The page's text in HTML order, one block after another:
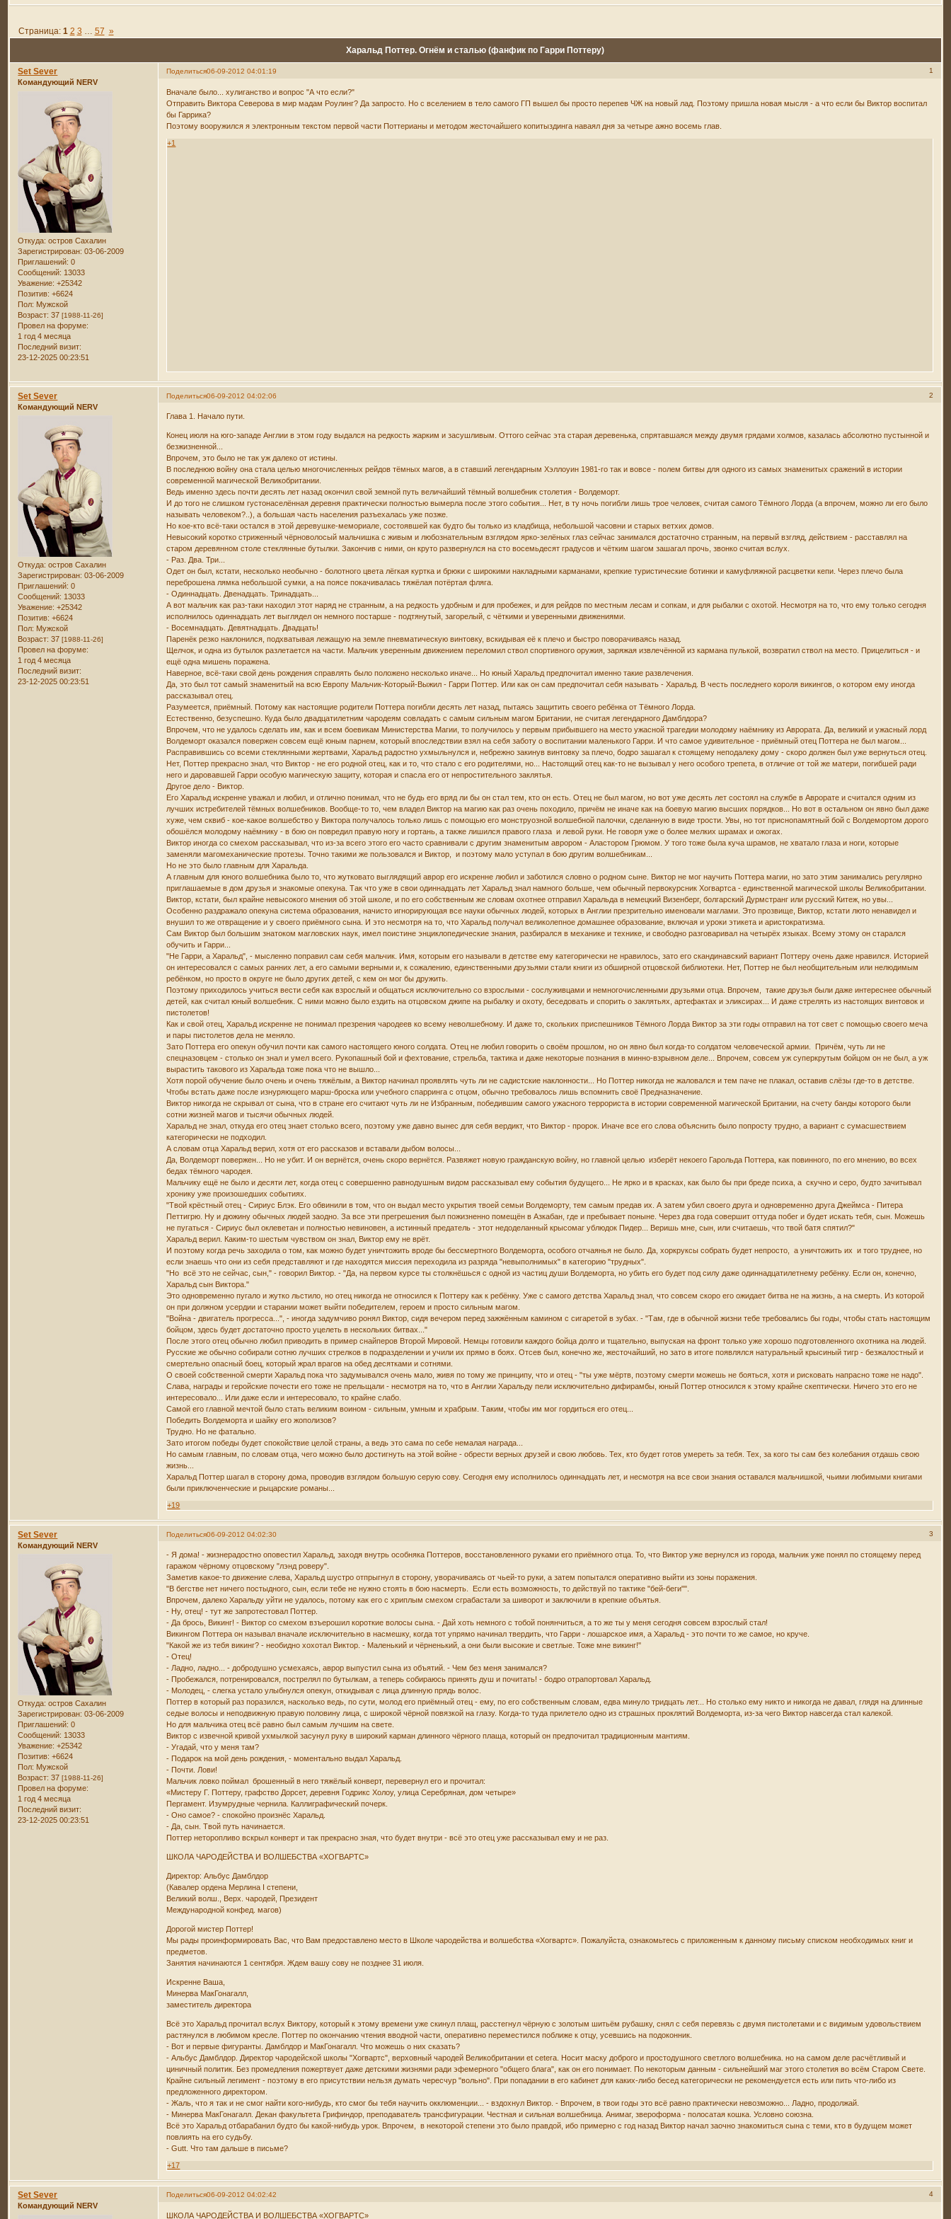
Харальд Поттер. Огнём и сталью (фанфик по Гарри Поттеру)
Страница: 1 2 3 … 57 »
Поделиться 1
06-09-2012 04:01:19
Set Sever
Командующий NERV
Откуда: остров Сахалин
Зарегистрирован: 03-06-2009
Приглашений: 0
Сообщений: 13033
Уважение: +25342
Позитив: +6624
Пол: Мужской
Возраст: 37[1988-11-26]
Провел на форуме:
1 год 4 месяца
Последний визит:
23-12-2025 00:23:51
Вначале было... хулиганство и вопрос "А что если?"
Отправить Виктора Северова в мир мадам Роулинг? Да запросто. Но с вселением в тело самого ГП вышел бы просто перепев ЧЖ на новый лад. Поэтому пришла новая мысля - а что если бы Виктор воспитал
бы Гаррика?
Поэтому вооружился я электронным текстом первой части Поттерианы и методом жесточайшего копитыздинга наваял дня за четыре ажно восемь глав.
+1
Поделиться 2
06-09-2012 04:02:06
Set Sever
Командующий NERV
Откуда: остров Сахалин
Зарегистрирован: 03-06-2009
Приглашений: 0
Сообщений: 13033
Уважение: +25342
Позитив: +6624
Пол: Мужской
Возраст: 37[1988-11-26]
Провел на форуме:
1 год 4 месяца
Последний визит:
23-12-2025 00:23:51
Глава 1. Начало пути.
Конец июля на юго-западе Англии в этом году выдался на редкость жарким и засушливым. Оттого сейчас эта старая деревенька, спрятавшаяся между двумя грядами холмов, казалась абсолютно пустынной и
безжизненной...
Впрочем, это было не так уж далеко от истины.
В последнюю войну она стала целью многочисленных рейдов тёмных магов, а в ставший легендарным Хэллоуин 1981-го так и вовсе - полем битвы для одного из самых знаменитых сражений в истории
современной магической Великобритании.
Ведь именно здесь почти десять лет назад окончил свой земной путь величайший тёмный волшебник столетия - Волдеморт.
И до того не слишком густонаселённая деревня практически полностью вымерла после этого события... Нет, в ту ночь погибли лишь трое человек, считая самого Тёмного Лорда (а впрочем, можно ли его было
называть человеком?..), а большая часть населения разъехалась уже позже.
Но кое-кто всё-таки остался в этой деревушке-мемориале, состоявшей как будто бы только из кладбища, небольшой часовни и старых ветхих домов.
Невысокий коротко стриженный чёрноволосый мальчишка с живым и любознательным взглядом ярко-зелёных глаз сейчас занимался достаточно странным, на первый взгляд, действием - расставлял на
старом деревянном столе стеклянные бутылки. Закончив с ними, он круто развернулся на сто восемьдесят градусов и чётким шагом зашагал прочь, звонко считая вслух.
- Раз. Два. Три...
Одет он был, кстати, несколько необычно - болотного цвета лёгкая куртка и брюки с широкими накладными карманами, крепкие туристические ботинки и камуфляжной расцветки кепи. Через плечо была
переброшена лямка небольшой сумки, а на поясе покачивалась тяжёлая потёртая фляга.
- Одиннадцать. Двенадцать. Тринадцать...
А вот мальчик как раз-таки находил этот наряд не странным, а на редкость удобным и для пробежек, и для рейдов по местным лесам и сопкам, и для рыбалки с охотой. Несмотря на то, что ему только сегодня
исполнилось одиннадцать лет выглядел он немного постарше - подтянутый, загорелый, с чёткими и уверенными движениями.
- Восемнадцать. Девятнадцать. Двадцать!
Паренёк резко наклонился, подхватывая лежащую на земле пневматическую винтовку, вскидывая её к плечо и быстро поворачиваясь назад.
Щелчок, и одна из бутылок разлетается на части. Мальчик уверенным движением переломил ствол спортивного оружия, заряжая извлечённой из кармана пулькой, возвратил ствол на место. Прицелиться - и
ещё одна мишень поражена.
Наверное, всё-таки свой день рождения справлять было положено несколько иначе... Но юный Харальд предпочитал именно такие развлечения.
Да, это был тот самый знаменитый на всю Европу Мальчик-Который-Выжил - Гарри Поттер. Или как он сам предпочитал себя называть - Харальд. В честь последнего короля викингов, о котором ему иногда
рассказывал отец.
Разумеется, приёмный. Потому как настоящие родители Поттера погибли десять лет назад, пытаясь защитить своего ребёнка от Тёмного Лорда.
Естественно, безуспешно. Куда было двадцатилетним чародеям совладать с самым сильным магом Британии, не считая легендарного Дамблдора?
Впрочем, что не удалось сделать им, как и всем боевикам Министерства Магии, то получилось у первым прибывшего на место ужасной трагедии молодому наёмнику из Аврората. Да, великий и ужасный лорд
Волдеморт оказался повержен совсем ещё юным парнем, который впоследствии взял на себя заботу о воспитании маленького Гарри. И что самое удивительное - приёмный отец Поттера не был магом...
Расправившись со всеми стеклянными жертвами, Харальд радостно ухмыльнулся и, небрежно закинув винтовку за плечо, бодро зашагал к стоящему неподалеку дому - скоро должен был уже вернуться отец.
Нет, Поттер прекрасно знал, что Виктор - не его родной отец, как и то, что стало с его родителями, но... Настоящий отец как-то не вызывал у него особого трепета, в отличие от той же матери, погибшей ради
него и даровавшей Гарри особую магическую защиту, которая и спасла его от непростительного заклятья.
Другое дело - Виктор.
Его Харальд искренне уважал и любил, и отлично понимал, что не будь его вряд ли бы он стал тем, кто он есть. Отец не был магом, но вот уже десять лет состоял на службе в Аврорате и считался одним из
лучших истребителей тёмных волшебников. Вообще-то то, чем владел Виктор на магию как раз очень походило, причём не иначе как на боевую магию высших порядков... Но вот в остальном он явно был даже
хуже, чем сквиб - кое-какое волшебство у Виктора получалось только лишь с помощью его монструозной волшебной палочки, сделанную в виде трости. Увы, но тот приснопамятный бой с Волдемортом дорого
обошёлся молодому наёмнику - в бою он повредил правую ногу и гортань, а также лишился правого глаза и левой руки. Не говоря уже о более мелких шрамах и ожогах.
Виктор иногда со смехом рассказывал, что из-за всего этого его часто сравнивали с другим знаменитым аврором - Аластором Грюмом. У того тоже была куча шрамов, не хватало глаза и ноги, которые
заменяли магомеханические протезы. Точно такими же пользовался и Виктор, и поэтому мало уступал в бою другим волшебникам...
Но не это было главным для Харальда.
А главным для юного волшебника было то, что жутковато выглядящий аврор его искренне любил и заботился словно о родном сыне. Виктор не мог научить Поттера магии, но зато этим занимались регулярно
приглашаемые в дом друзья и знакомые опекуна. Так что уже в свои одиннадцать лет Харальд знал намного больше, чем обычный первокурсник Хогвартса - единственной магической школы Великобритании.
Виктор, кстати, был крайне невысокого мнения об этой школе, и по его собственным же словам охотнее отправил Харальда в немецкий Визенберг, болгарский Дурмстранг или русский Китеж, но увы...
Особенно раздражало опекуна система образования, начисто игнорирующая все науки обычных людей, которых в Англии презрительно именовали маглами. Это прозвище, Виктор, кстати люто ненавидел и
внушил то же отвращение и у своего приёмного сына. И это несмотря на то, что Харальд получал великолепное домашнее образование, включая и уроки этикета и аристократизма.
Сам Виктор был большим знатоком магловских наук, имел поистине энциклопедические знания, разбирался в механике и технике, и свободно разговаривал на четырёх языках. Всему этому он старался
обучить и Гарри...
"Не Гарри, а Харальд", - мысленно поправил сам себя мальчик. Имя, которым его называли в детстве ему категорически не нравилось, зато его скандинавский вариант Поттеру очень даже нравился. Историей
он интересовался с самых ранних лет, а его самыми верными и, к сожалению, единственными друзьями стали книги из обширной отцовской библиотеки. Нет, Поттер не был необщительным или нелюдимым
ребёнком, но просто в округе не было других детей, с кем он мог бы дружить.
Поэтому приходилось учиться вести себя как взрослый и общаться исключительно со взрослыми - сослуживцами и немногочисленными друзьями отца. Впрочем, такие друзья были даже интереснее обычный
детей, как считал юный волшебник. С ними можно было ездить на отцовском джипе на рыбалку и охоту, беседовать и спорить о заклятьях, артефактах и эликсирах... И даже стрелять из настоящих винтовок и
пистолетов!
Как и свой отец, Харальд искренне не понимал презрения чародеев ко всему неволшебному. И даже то, скольких приспешников Тёмного Лорда Виктор за эти годы отправил на тот свет с помощью своего меча
и пары пистолетов дела не меняло.
Зато Поттера его опекун обучил почти как самого настоящего юного солдата. Отец не любил говорить о своём прошлом, но он явно был когда-то солдатом человеческой армии. Причём, чуть ли не
спецназовцем - столько он знал и умел всего. Рукопашный бой и фехтование, стрельба, тактика и даже некоторые познания в минно-взрывном деле... Впрочем, совсем уж суперкрутым бойцом он не был, а уж
вырастить такового из Харальда тоже пока что не вышло...
Хотя порой обучение было очень и очень тяжёлым, а Виктор начинал проявлять чуть ли не садистские наклонности... Но Поттер никогда не жаловался и тем паче не плакал, оставив слёзы где-то в детстве.
Чтобы встать даже после изнуряющего марш-броска или учебного спарринга с отцом, обычно требовалось лишь вспомнить своё Предназначение.
Виктор никогда не скрывал от сына, что в стране его считают чуть ли не Избранным, победившим самого ужасного террориста в истории современной магической Британии, на счету банды которого были
сотни жизней магов и тысячи обычных людей.
Харальд не знал, откуда его отец знает столько всего, поэтому уже давно вынес для себя вердикт, что Виктор - пророк. Иначе все его слова объяснить было попросту трудно, а вариант с сумасшествием
категорически не подходил.
А словам отца Харальд верил, хотя от его рассказов и вставали дыбом волосы...
Да, Волдеморт повержен... Но не убит. И он вернётся, очень скоро вернётся. Развяжет новую гражданскую войну, но главной целью изберёт некоего Гарольда Поттера, как повинного, по его мнению, во всех
бедах тёмного чародея.
Мальчику ещё не было и десяти лет, когда отец с совершенно равнодушным видом рассказывал ему события будущего... Не ярко и в красках, как было бы при бреде психа, а скучно и серо, будто зачитывал
хронику уже произошедших событиях.
"Твой крёстный отец - Сириус Блэк. Его обвинили в том, что он выдал место укрытия твоей семьи Волдеморту, тем самым предав их. А затем убил своего друга и одновременно друга Джеймса - Питера
Петтигрю. Ну и дюжину обычных людей заодно. За все эти прегрешения был пожизненно помещён в Азкабан, где и пребывает поныне. Через два года совершит оттуда побег и будет искать тебя, сын. Можешь
не пугаться - Сириус был оклеветан и полностью невиновен, а истинный предатель - этот недоделанный крысомаг ублюдок Пидер... Веришь мне, сын, или считаешь, что твой батя спятил?"
Харальд верил. Каким-то шестым чувством он знал, Виктор ему не врёт.
И поэтому когда речь заходила о том, как можно будет уничтожить вроде бы бессмертного Волдеморта, особого отчаянья не было. Да, хоркруксы собрать будет непросто, а уничтожить их и того труднее, но
если знаешь что они из себя представляют и где находятся миссия переходила из разряда "невыполнимых" в категорию "трудных".
"Но всё это не сейчас, сын," - говорил Виктор. - "Да, на первом курсе ты столкнёшься с одной из частиц души Волдеморта, но убить его будет под силу даже одиннадцатилетнему ребёнку. Если он, конечно,
Харальд сын Виктора."
Это одновременно пугало и жутко льстило, но отец никогда не относился к Поттеру как к ребёнку. Уже с самого детства Харальд знал, что совсем скоро его ожидает битва не на жизнь, а на смерть. Из которой
он при должном усердии и старании может выйти победителем, героем и просто сильным магом.
"Война - двигатель прогресса...", - иногда задумчиво ронял Виктор, сидя вечером перед зажжённым камином с сигаретой в зубах. - "Там, где в обычной жизни тебе требовались бы годы, чтобы стать настоящим
бойцом, здесь будет достаточно просто уцелеть в нескольких битвах..."
После этого отец обычно любил приводить в пример снайперов Второй Мировой. Немцы готовили каждого бойца долго и тщательно, выпуская на фронт только уже хорошо подготовленного охотника на людей.
Русские же обычно собирали сотню лучших стрелков в подразделении и учили их прямо в боях. Отсев был, конечно же, жесточайший, но зато в итоге появлялся натуральный крысиный тигр - безжалостный и
смертельно опасный боец, который жрал врагов на обед десятками и сотнями.
О своей собственной смерти Харальд пока что задумывался очень мало, живя по тому же принципу, что и отец - "ты уже мёртв, поэтому смерти можешь не бояться, хотя и рисковать напрасно тоже не надо".
Слава, награды и геройские почести его тоже не прельщали - несмотря на то, что в Англии Харальду пели исключительно дифирамбы, юный Поттер относился к этому крайне скептически. Ничего это его не
интересовало... Или даже если и интересовало, то крайне слабо.
Самой его главной мечтой было стать великим воином - сильным, умным и храбрым. Таким, чтобы им мог гордиться его отец...
Победить Волдеморта и шайку его жополизов?
Трудно. Но не фатально.
Зато итогом победы будет спокойствие целой страны, а ведь это сама по себе немалая награда...
Но самым главным, по словам отца, чего можно было достигнуть на этой войне - обрести верных друзей и свою любовь. Тех, кто будет готов умереть за тебя. Тех, за кого ты сам без колебания отдашь свою
жизнь...
Харальд Поттер шагал в сторону дома, проводив взглядом большую серую сову. Сегодня ему исполнилось одиннадцать лет, и несмотря на все свои знания оставался мальчишкой, чьими любимыми книгами
были приключенческие и рыцарские романы...
+19
Поделиться 3
06-09-2012 04:02:30
Set Sever
Командующий NERV
Откуда: остров Сахалин
Зарегистрирован: 03-06-2009
Приглашений: 0
Сообщений: 13033
Уважение: +25342
Позитив: +6624
Пол: Мужской
Возраст: 37[1988-11-26]
Провел на форуме:
1 год 4 месяца
Последний визит:
23-12-2025 00:23:51
- Я дома! - жизнерадостно оповестил Харальд, заходя внутрь особняка Поттеров, восстановленного руками его приёмного отца. То, что Виктор уже вернулся из города, мальчик уже понял по стоящему перед
гаражом чёрному отцовскому "лэнд роверу".
Заметив какое-то движение слева, Харальд шустро отпрыгнул в сторону, уворачиваясь от чьей-то руки, а затем попытался оперативно выйти из зоны поражения.
"В бегстве нет ничего постыдного, сын, если тебе не нужно стоять в бою насмерть. Если есть возможность, то действуй по тактике "бей-беги"".
Впрочем, далеко Харальду уйти не удалось, потому как его с хриплым смехом сграбастали за шиворот и заключили в крепкие объятья.
- Ну, отец! - тут же запротестовал Поттер.
- Да брось, Викинг! - Виктор со смехом взъерошил короткие волосы сына. - Дай хоть немного с тобой понянчиться, а то же ты у меня сегодня совсем взрослый стал!
Викингом Поттера он называл вначале исключительно в насмешку, когда тот упрямо начинал твердить, что Гарри - лошарское имя, а Харальд - это почти то же самое, но круче.
"Какой же из тебя викинг? - необидно хохотал Виктор. - Маленький и чёрненький, а они были высокие и светлые. Тоже мне викинг!"
- Отец!
- Ладно, ладно... - добродушно усмехаясь, аврор выпустил сына из объятий. - Чем без меня занимался?
- Пробежался, потренировался, пострелял по бутылкам, а теперь собираюсь принять душ и почитать! - бодро отрапортовал Харальд.
- Молодец, - слегка устало улыбнулся опекун, откидывая с лица длинную прядь волос.
Поттер в который раз поразился, насколько ведь, по сути, молод его приёмный отец - ему, по его собственным словам, едва минуло тридцать лет... Но столько ему никто и никогда не давал, глядя на длинные
седые волосы и неподвижную правую половину лица, с широкой чёрной повязкой на глазу. Когда-то туда прилетело одно из страшных проклятий Волдеморта, из-за чего Виктор навсегда стал калекой.
Но для мальчика отец всё равно был самым лучшим на свете.
Виктор с извечной кривой ухмылкой засунул руку в широкий карман длинного чёрного плаща, который он предпочитал традиционным мантиям.
- Угадай, что у меня там?
- Подарок на мой день рождения, - моментально выдал Харальд.
- Почти. Лови!
Мальчик ловко поймал брошенный в него тяжёлый конверт, перевернул его и прочитал:
«Мистеру Г. Поттеру, графство Дорсет, деревня Годрикс Холоу, улица Серебряная, дом четыре»
Пергамент. Изумрудные чернила. Каллиграфический почерк.
- Оно самое? - спокойно произнёс Харальд.
- Да, сын. Твой путь начинается.
Поттер неторопливо вскрыл конверт и так прекрасно зная, что будет внутри - всё это отец уже рассказывал ему и не раз.
ШКОЛА ЧАРОДЕЙСТВА И ВОЛШЕБСТВА «ХОГВАРТС»
Директор: Альбус Дамблдор
(Кавалер ордена Мерлина I степени,
Великий волш., Верх. чародей, Президент
Международной конфед. магов)
Дорогой мистер Поттер!
Мы рады проинформировать Вас, что Вам предоставлено место в Школе чародейства и волшебства «Хогвартс». Пожалуйста, ознакомьтесь с приложенным к данному письму списком необходимых книг и
предметов.
Занятия начинаются 1 сентября. Ждем вашу сову не позднее 31 июля.
Искренне Ваша,
Минерва МакГонагалл,
заместитель директора
Всё это Харальд прочитал вслух Виктору, который к этому времени уже скинул плащ, расстегнул чёрную с золотым шитьём рубашку, снял с себя перевязь с двумя пистолетами и с видимым удовольствием
растянулся в любимом кресле. Поттер по окончанию чтения вводной части, оперативно переместился поближе к отцу, усевшись на подоконник.
- Вот и первые фигуранты. Дамблдор и МакГонагалл. Что можешь о них сказать?
- Альбус Дамблдор. Директор чародейской школы "Хогвартс", верховный чародей Великобритании et cetera. Носит маску доброго и простодушного светлого волшебника. но на самом деле расчётливый и
циничный политик. Без промедления пожертвует даже детскими жизнями ради эфемерного "общего блага", как он его понимает. По некоторым данным - сильнейший маг этого столетия во всём Старом Свете.
Крайне сильный легимент - поэтому в его присутствии нельзя думать чересчур "вольно". При попадании в его кабинет для каких-либо бесед категорически не рекомендуется есть или пить что-либо из
предложенного директором.
- Жаль, что я так и не смог найти кого-нибудь, кто смог бы тебя научить окклюменции... - вздохнул Виктор. - Впрочем, в твои годы это всё равно практически невозможно... Ладно, продолжай.
- Минерва МакГонагалл. Декан факультета Грифиндор, преподаватель трансфигурации. Честная и сильная волшебница. Анимаг, звероформа - полосатая кошка. Условно союзна.
Всё это Харальд отбарабанил будто бы какой-нибудь урок. Впрочем, в некоторой степени это было правдой, ибо примерно с год назад Виктор начал заочно знакомиться сына с теми, кто в будущем может
повлиять на его судьбу.
- Gutt. Что там дальше в письме?
+17
Поделиться 4
06-09-2012 04:02:42
Set Sever
Командующий NERV
ШКОЛА ЧАРОДЕЙСТВА И ВОЛШЕБСТВА «ХОГВАРТС»